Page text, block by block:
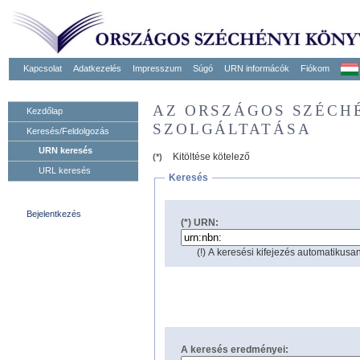
Kapcsolat Adatkezelés Impresszum Súgó URN informácók Fiókom
Kezdőlap
Keresés/Feldolgozás
URN keresés
URL keresés
Bejelentkezés
AZ ORSZÁGOS
SZOLGÁLTATÁSA
(*)
Kitöltése kötelező
Keresés
(*) URN:
(!) A keresési kifejezés
A keresés eredményei: